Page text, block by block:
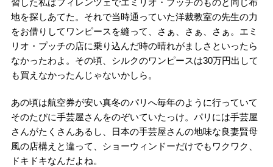
習した私はフィレンツェでエミリオ・プッチのものと同じ布
地を探しあてた。それで当時通っていた洋裁教室の先生の力
をお借りしてワンピースを縫って、さぁ、さぁ、さぁ。エミ
リオ・プッチの店に乗り込んだ時の晴れがましさといったら
なかったわよ。その頃、シルクのワンピースは30万円出して
も買えなかったんじゃないかしら。
あの頃は航空券が安い真冬のパリへ毎年のように行っていて
そのたびに手芸屋さんをのぞいていたっけ。パリには手芸屋
さんがたくさんあるし、日本の手芸屋さんの地味な良妻賢母
風の店構えと違って、ショーウィンドーだけでもワクワク、
ドキドキなんだよね。